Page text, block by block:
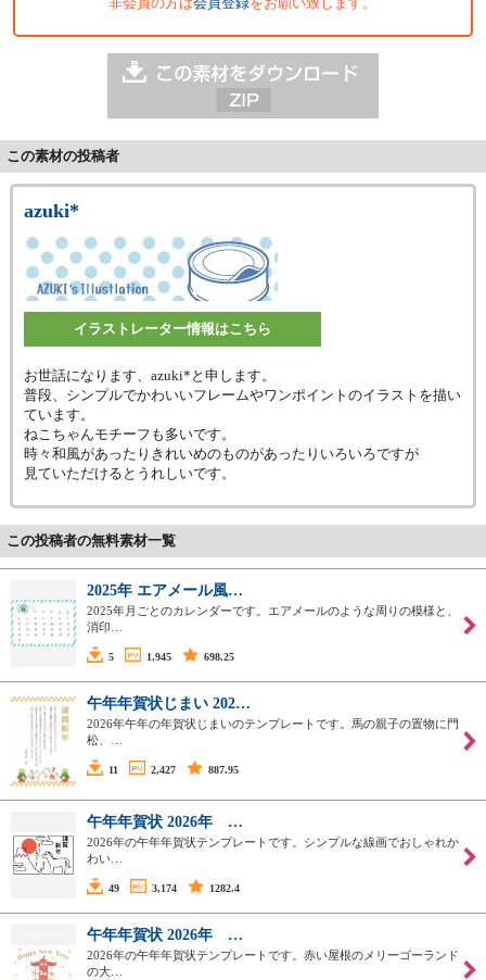
この素材の投稿者
azuki*
イラストレーター情報はこちら
お世話になります、azuki*と申します。
普段、シンプルでかわいいフレームやワンポイントのイラストを描い
ています。
ねこちゃんモチーフも多いです。
時々和風があったりきれいめのものがあったりいろいろですが
見ていただけるとうれしいです。
この投稿者の無料素材一覧
2025年 エアメール風…
2025年月ごとのカレンダーです。エアメールのような周りの模様と、
消印…
5 1,945 698.25
午年年賀状じまい 202…
2026年午年の年賀状じまいのテンプレートです。馬の親子の置物に門
松、…
11 2,427 887.95
午年年賀状 2026年 …
2026年の午年年賀状テンプレートです。シンプルな線画でおしゃれか
わい…
49 3,174 1282.4
午年年賀状 2026年 …
2026年の午年年賀状テンプレートです。赤い屋根のメリーゴーランド
の大…